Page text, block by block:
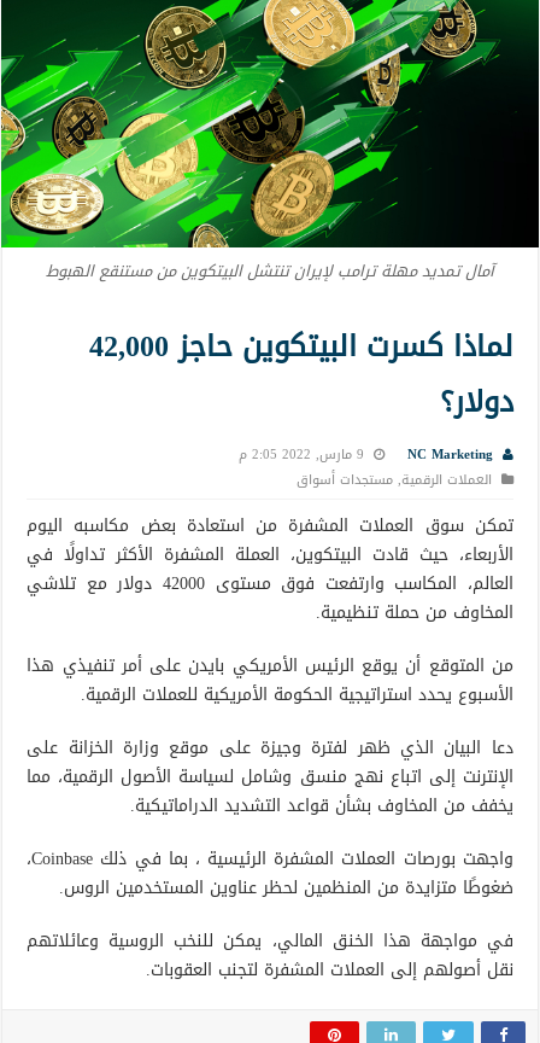
آمال تمديد مهلة ترامب لإيران تنتشل البيتكوين من مستنقع الهبوط
لماذا كسرت البيتكوين حاجز 42,000
دولار؟
NC Marketing
9 مارس, 2022 2:05 م
العملات الرقمية,مستجدات أسواق
تمكن سوق العملات المشفرة من استعادة بعض مكاسبه اليوم
الأربعاء، حيث قادت البيتكوين، العملة المشفرة الأكثر تداولًا في
العالم، المكاسب وارتفعت فوق مستوى 42000 دولار مع تلاشي
المخاوف من حملة تنظيمية.
من المتوقع أن يوقع الرئيس الأمريكي بايدن على أمر تنفيذي هذا
الأسبوع يحدد استراتيجية الحكومة الأمريكية للعملات الرقمية.
دعا البيان الذي ظهر لفترة وجيزة على موقع وزارة الخزانة على
الإنترنت إلى اتباع نهج منسق وشامل لسياسة الأصول الرقمية، مما
يخفف من المخاوف بشأن قواعد التشديد الدراماتيكية.
واجهت بورصات العملات المشفرة الرئيسية ، بما في ذلك Coinbase،
ضغوطًا متزايدة من المنظمين لحظر عناوين المستخدمين الروس.
في مواجهة هذا الخنق المالي، يمكن للنخب الروسية وعائلاتهم
نقل أصولهم إلى العملات المشفرة لتجنب العقوبات.